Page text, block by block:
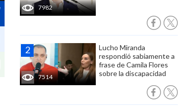
7982
7514
Lucho Miranda
respondió sabiamente a
frase de Camila Flores
sobre la discapacidad